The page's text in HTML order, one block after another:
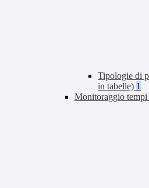
Tipologie di
in tabelle) 1
Monitoraggio tempi